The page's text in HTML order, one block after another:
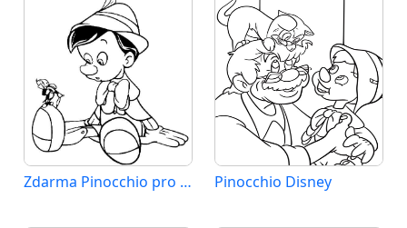
Zdarma Pinocchio pro Malé Děti Pinocchio Disney